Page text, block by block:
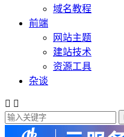
域名教程
前端
网站主题
建站技术
资源工具
杂谈
 